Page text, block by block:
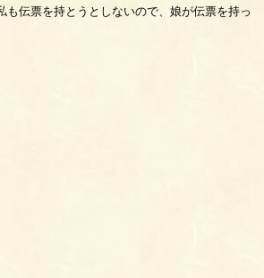
伝票を持とうとしないので、娘が伝票を持っ